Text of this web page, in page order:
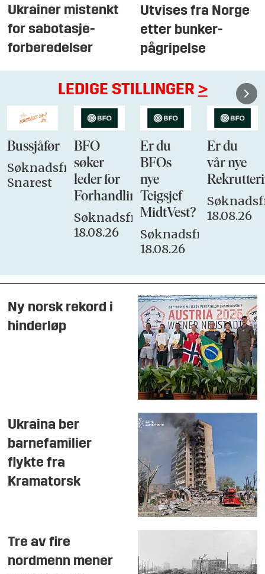
Ukrainer mistenkt
for sabotasje-
forberedelser
Utvises fra Norge
etter bunker-
pågripelse
LEDIGE STILLINGER >
Bussjåfør
Søknadsfrist:
Snarest
BFO
søker
leder for
Forhandlingsutvalget
Søknadsfrist:
18.08.26
Er du
BFOs
nye
Teigsjef
MidtVest?
Søknadsfrist:
18.08.26
Er du
vår nye
18.08.26
Ny norsk rekord i
hinderløp
Ukraina ber
barnefamilier
flykte fra
Kramatorsk
Tre av fire
nordmenn mener